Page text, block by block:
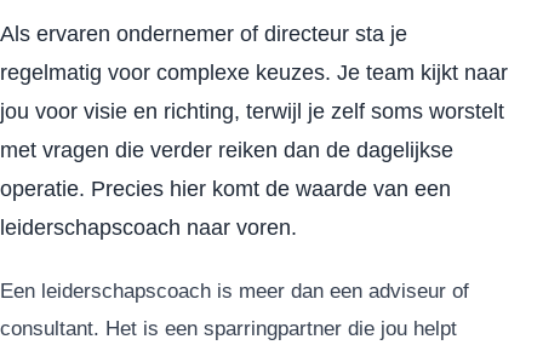
Als ervaren ondernemer of directeur sta je
regelmatig voor complexe keuzes. Je team kijkt naar
jou voor visie en richting, terwijl je zelf soms worstelt
met vragen die verder reiken dan de dagelijkse
operatie. Precies hier komt de waarde van een
leiderschapscoach naar voren.
Een leiderschapscoach is meer dan een adviseur of
consultant. Het is een sparringpartner die jou helpt